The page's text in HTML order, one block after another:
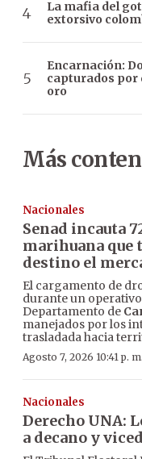
La mafia del
extorsivo
Encarnación:
capturados por
oro
Más
Nacionales
Senad incauta
marihuana que
destino el
El cargamento de
durante un
Departamento de
manejados por los
trasladada hacia
Agosto 7, 2026 10:41 p. m.
Nacionales
Derecho UNA:
a decano y